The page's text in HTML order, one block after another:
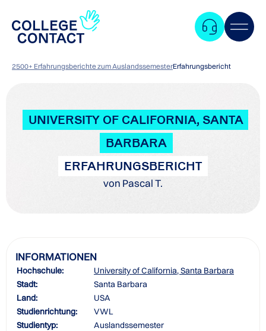
2500+ Erfahrungsberichte zum AuslandssemesterErfahrungsbericht
UNIVERSITY OF CALIFORNIA, SANTA
BARBARA
ERFAHRUNGSBERICHT
von Pascal T.
INFORMATIONEN
Hochschule:
University of California, Santa Barbara
Stadt:
Santa Barbara
Land:
USA
Studienrichtung:
VWL
Studientyp:
Auslandssemester